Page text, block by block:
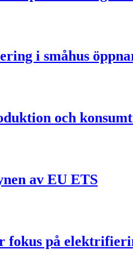
i småhus
och
av EU ETS
fokus på